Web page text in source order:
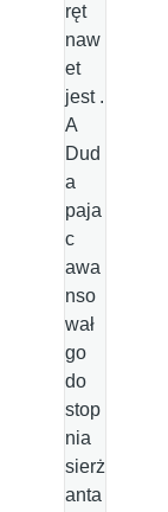
ręt
naw
et
jest .
A
Dud
a
paja
c
awa
nso
wał
go
do
stop
nia
sierż
anta